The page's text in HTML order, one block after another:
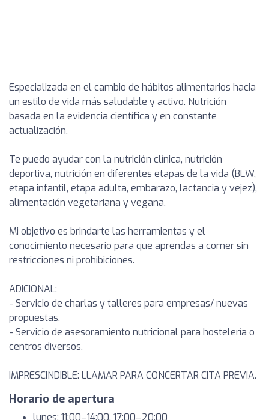
Especializada en el cambio de hábitos alimentarios hacia
un estilo de vida más saludable y activo. Nutrición
basada en la evidencia científica y en constante
actualización.
Te puedo ayudar con la nutrición clínica, nutrición
deportiva, nutrición en diferentes etapas de la vida (BLW,
etapa infantil, etapa adulta, embarazo, lactancia y vejez),
alimentación vegetariana y vegana.
Mi objetivo es brindarte las herramientas y el
conocimiento necesario para que aprendas a comer sin
restricciones ni prohibiciones.
ADICIONAL:
- Servicio de charlas y talleres para empresas/ nuevas
propuestas.
- Servicio de asesoramiento nutricional para hostelería o
centros diversos.
IMPRESCINDIBLE: LLAMAR PARA CONCERTAR CITA PREVIA.
Horario de apertura
lunes: 11:00–14:00, 17:00–20:00